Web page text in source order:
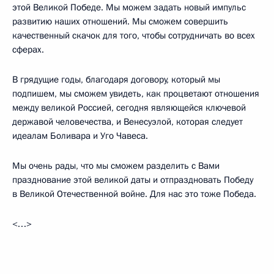
этой Великой Победе. Мы можем задать новый импульс
развитию наших отношений. Мы сможем совершить
качественный скачок для того, чтобы сотрудничать во всех
сферах.
В грядущие годы, благодаря договору, который мы
подпишем, мы сможем увидеть, как процветают отношения
между великой Россией, сегодня являющейся ключевой
державой человечества, и Венесуэлой, которая следует
идеалам Боливара и Уго Чавеса.
Мы очень рады, что мы сможем разделить с Вами
празднование этой великой даты и отпраздновать Победу
в Великой Отечественной войне. Для нас это тоже Победа.
<…>